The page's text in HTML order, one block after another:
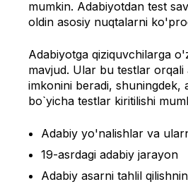
mumkin. Adabiyotdan test
oldin asosiy nuqtalarni
Adabiyotga qiziquvchilarga
mavjud. Ular bu testlar
imkonini beradi, shuningdek,
bo`yicha testlar kiritilishi
Adabiy yo'nalishlar va
19-asrdagi adabiy jarayon
Adabiy asarni tahlil